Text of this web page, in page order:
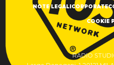
NOTE LEGALI CORPORATE
COOKIE
RADIO